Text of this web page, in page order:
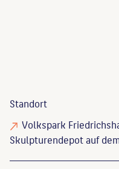
Standort
Volkspark
Skulpturendepot auf